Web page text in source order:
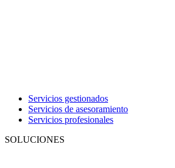
Servicios gestionados
Servicios de asesoramiento
Servicios profesionales
SOLUCIONES